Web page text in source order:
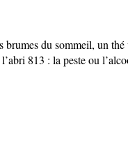
brumes du sommeil, un
813 : la peste ou